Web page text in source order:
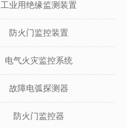
工业用绝缘监测装置
防火门监控装置
电气火灾监控系统
故障电弧探测器
防火门监控器